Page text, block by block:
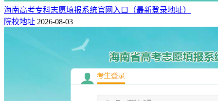
海南高考专科志愿填报系统官网入口（最新登录地址）
院校地址 2026-08-03